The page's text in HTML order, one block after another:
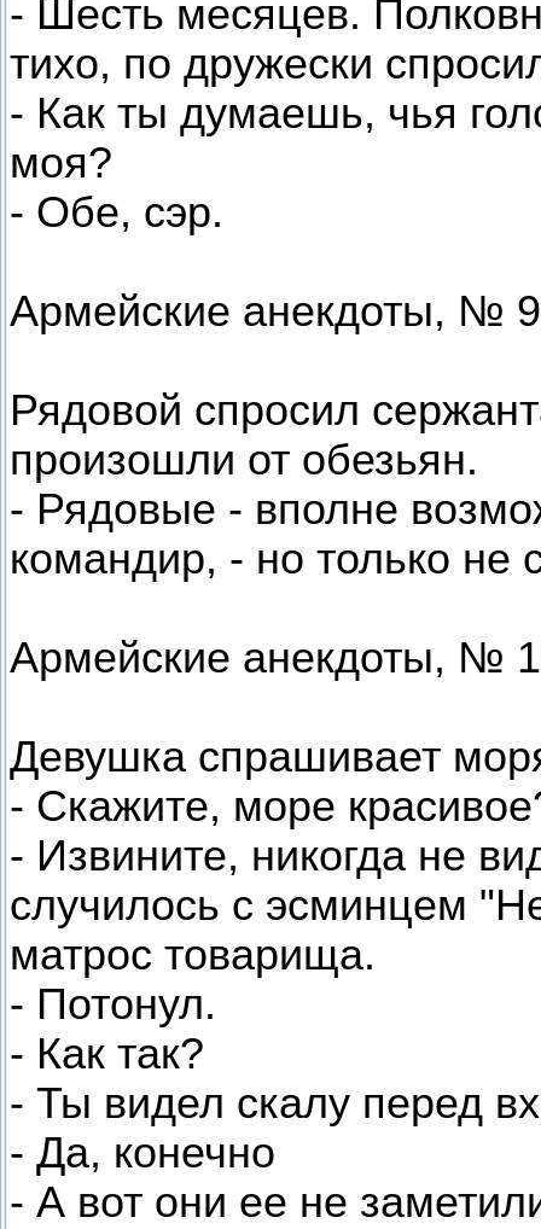
- Шесть месяцев.
тихо, по дружески
- Как ты думаешь, чья
моя?
- Обе, сэр.
Армейские анекдоты, №
Рядовой спросил
произошли от обезьян.
- Рядовые - вполне
командир, - но только не
Армейские анекдоты, №
Девушка спрашивает
- Скажите, море
- Извините, никогда не
случилось с эсминцем
матрос товарища.
- Потонул.
- Как так?
- Ты видел скалу перед
- Да, конечно
- А вот они ее не